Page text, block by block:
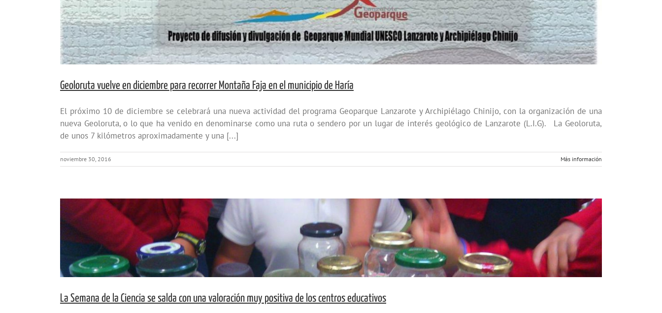
Geoloruta vuelve en diciembre para recorrer Montaña Faja en el municipio de Haría
El próximo 10 de diciembre se celebrará una nueva actividad del programa Geoparque Lanzarote y Archipiélago Chinijo, con la organización de una
nueva Geoloruta, o lo que ha venido en denominarse como una ruta o sendero por un lugar de interés geológico de Lanzarote (L.I.G). La Geoloruta,
de unos 7 kilómetros aproximadamente y una [...]
noviembre 30, 2016 Más información
La Semana de la Ciencia se salda con una valoración muy positiva de los centros educativos